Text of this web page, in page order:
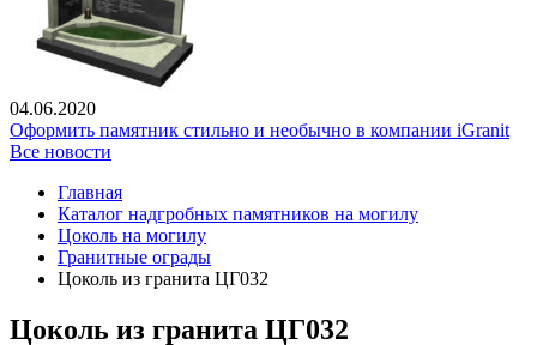
04.06.2020
Оформить памятник стильно и необычно в компании iGranit
Все новости
Главная
Каталог надгробных памятников на могилу
Цоколь на могилу
Гранитные ограды
Цоколь из гранита ЦГ032
Цоколь из гранита ЦГ032